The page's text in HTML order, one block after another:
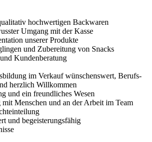
hochwertigen Backwaren
Umgang mit der Kasse
unserer Produkte
und Zubereitung von Snacks
Kundenberatung
im Verkauf wünschenswert, Berufs-
herzlich Willkommen
und ein freundliches Wesen
mit Menschen und an der Arbeit im Team
und begeisterungsfähig